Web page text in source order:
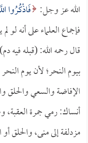
الله عز وجل: فَاذْكُرُوا
فإجماع العلماء على أنه لو
قال رحمه الله: (قبله فيه
بيوم النحر؛ لأن يوم
الإفاضة والسعي والحلق
أنساك: رمي جمرة
مزدلفة إلى منى، والحلق